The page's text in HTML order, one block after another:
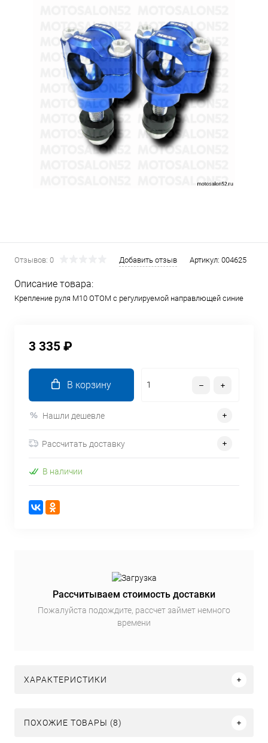
Отзывов: 0 Добавить отзыв Артикул: 004625
Описание товара:
Крепление руля M10 OTOM с регулируемой направлющей синие
3 335 ₽
В корзину
Нашли дешевле
Рассчитать доставку
В наличии
Рассчитываем стоимость доставки
Пожалуйста подождите, рассчет займет немного
времени
ХАРАКТЕРИСТИКИ
ПОХОЖИЕ ТОВАРЫ (8)